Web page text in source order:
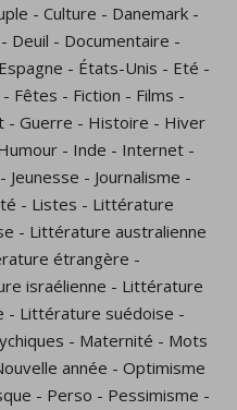
- Culture - Danemark -
- Deuil - Documentaire -
Espagne - États-Unis - Eté -
- Fêtes - Fiction - Films -
- Guerre - Histoire - Hiver
- Inde - Internet -
- Jeunesse - Journalisme -
- Listes - Littérature
- Littérature australienne
étrangère -
israélienne - Littérature
- Littérature suédoise -
- Maternité - Mots
année - Optimisme
- Perso - Pessimisme -